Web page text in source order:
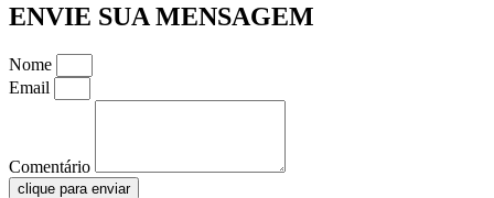
ENVIE SUA MENSAGEM
Nome
Email
Comentário
clique para enviar